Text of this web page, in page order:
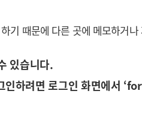
기 때문에 다른 곳에 메모하거
있습니다.
인하려면 로그인 화면에서